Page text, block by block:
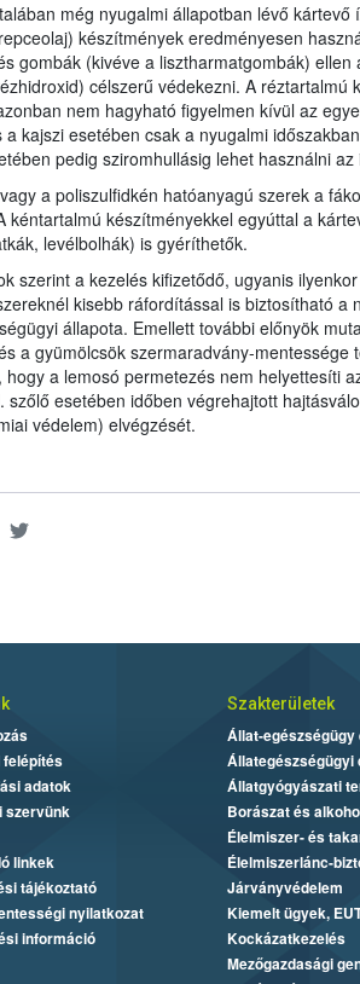
még nyugalmi állapotban lévő kártevő
készítmények eredményesen
gombák (kivéve a lisztharmatgombák)
célszerű védekezni. A réztartalmú
nem hagyható figyelmen kívül az
a kajszi esetében csak a nyugalmi
pedig sziromhullásig lehet használni
a poliszulfidkén hatóanyagú szerek a
kéntartalmú készítményekkel egyúttal a
levélbolhák) is gyéríthetők.
szerint a kezelés kifizetődő, ugyanis
kisebb ráfordítással is biztosítható a
állapota. Emellett további előnyök
a gyümölcsök szermaradvány-mentessége
hogy a lemosó permetezés nem helyettesíti
szőlő esetében időben végrehajtott
védelem) elvégzését.
adatok
szervünk
linkek
tájékoztató
nyilatkozat
információ
Szakterületek
Állat-
Állategészségügyi
Állatgyógyászati
Borászat és
Élelmiszer- és
Élelmiszerlánc-
Járványvédelem
Kiemelt ügyek,
Kockázatkezelés
Mezőgazdasági